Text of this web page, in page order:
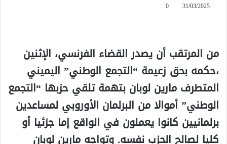
31/03/2025
0
من المرتقب أن يصدر القضاء الفرنسي، الإثنين
،حكمه بحق زعيمة “التجمع الوطني” اليميني
المتطرف مارين لوبان بتهمة تلقي حزبها “التجمع
الوطني” أموالا من البرلمان الأوروبي لمساعدين
برلمانيين كانوا يعملون في الواقع إما جزئيا أو
كليا لصالح الحزب نفسه. وتواجه مارين لوبان